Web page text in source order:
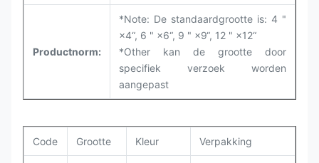
Productnorm:
*Note: De standaardgrootte is: 4 "
×4“, 6 " ×6“, 9 " ×9“, 12 " ×12“
*Other kan de grootte door
specifiek verzoek worden
aangepast
Code Grootte Kleur Verpakking